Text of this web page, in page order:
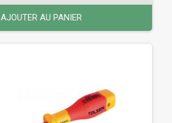
AJOUTER AU PANIER